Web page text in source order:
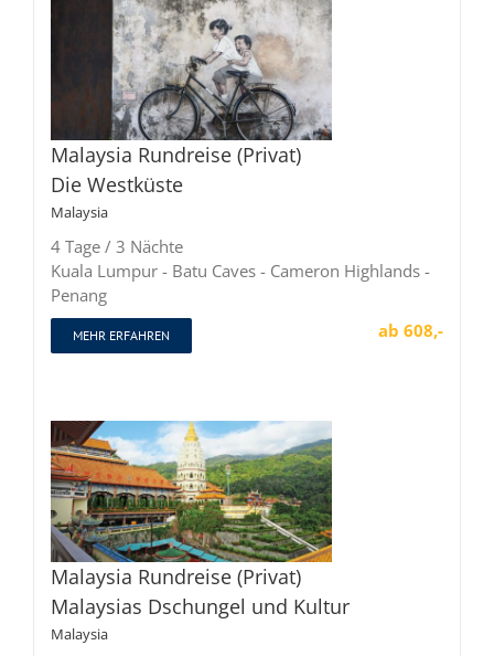
Malaysia Rundreise (Privat)
Die Westküste
Malaysia
4 Tage / 3 Nächte
Kuala Lumpur - Batu Caves - Cameron Highlands -
Penang
ab 608,-
MEHR ERFAHREN
Malaysia Rundreise (Privat)
Malaysias Dschungel und Kultur
Malaysia